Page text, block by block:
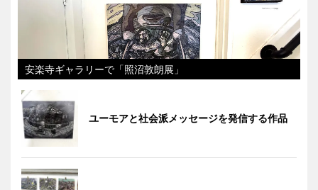
安楽寺ギャラリーで「照沼敦朗展」
ユーモアと社会派メッセージを発信する作品